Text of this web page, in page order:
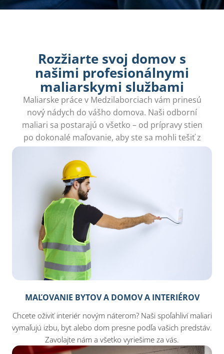
Rozžiarte svoj domov s
našimi profesionálnymi
maliarskymi službami
Maliarske práce v Medzilaborciach vám prinesú
nový nádych do vášho domova. Naši odborní
maliari sa postarajú o všetko – od prípravy stien
po dokonalé maľovanie, aby ste sa mohli tešiť z
krásneho interiéru.
MAĽOVANIE BYTOV A DOMOV A INTERIÉROV
Chcete oživiť interiér novým náterom? Naši spoľahliví maliari
vymaľujú izbu, byt alebo dom presne podľa vašich predstáv.
Zavolajte nám a všetko vyriešime za vás.